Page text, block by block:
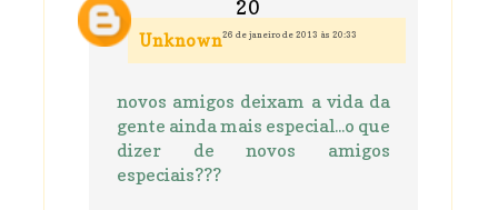
Unknown26 de janeiro de 2013 às 20:33
novos amigos deixam a vida da
gente ainda mais especial...o que
dizer de novos amigos
especiais???